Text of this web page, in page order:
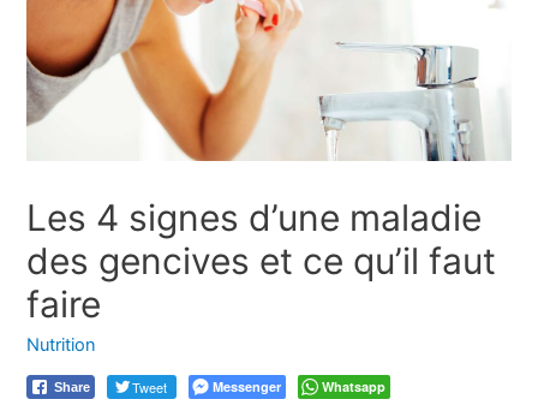
Les 4 signes d’une maladie
des gencives et ce qu’il faut
faire
Nutrition
Share Tweet Messenger Whatsapp